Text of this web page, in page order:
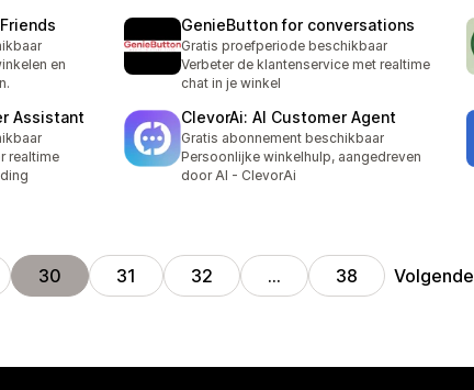
en
GenieButton for conversations
Gratis proefperiode beschikbaar
Verbeter de klantenservice met realtime
chat in je winkel
Assistant
realtime
ClevorAi: AI Customer Agent
Gratis abonnement beschikbaar
Persoonlijke winkelhulp, aangedreven
door AI - ClevorAi
30 31 32 … 38 Volgende